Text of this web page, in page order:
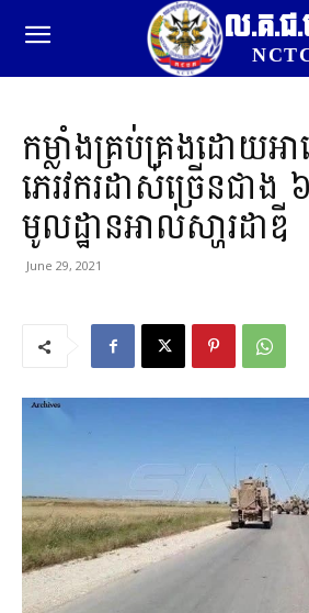
ល.គ.ជ
កម្លាំងគ្រប់គ្រងដោយអាម
ភេរវករដាស់ច្រើនជា
មូលដ្ឋានអាល់សា្ហរដាឌី
June 29, 2021